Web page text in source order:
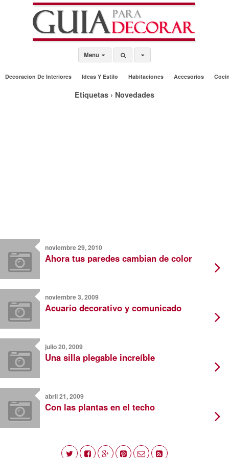
Menu
Decoracion De Interiores Ideas Y Estilo Habitaciones Accesorios
Etiquetas › Novedades
noviembre 29, 2010
Ahora tus paredes cambian de color
noviembre 3, 2009
Acuario decorativo y comunicado
julio 20, 2009
Una silla plegable increíble
abril 21, 2009
Con las plantas en el techo